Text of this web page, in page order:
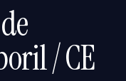
/ CE